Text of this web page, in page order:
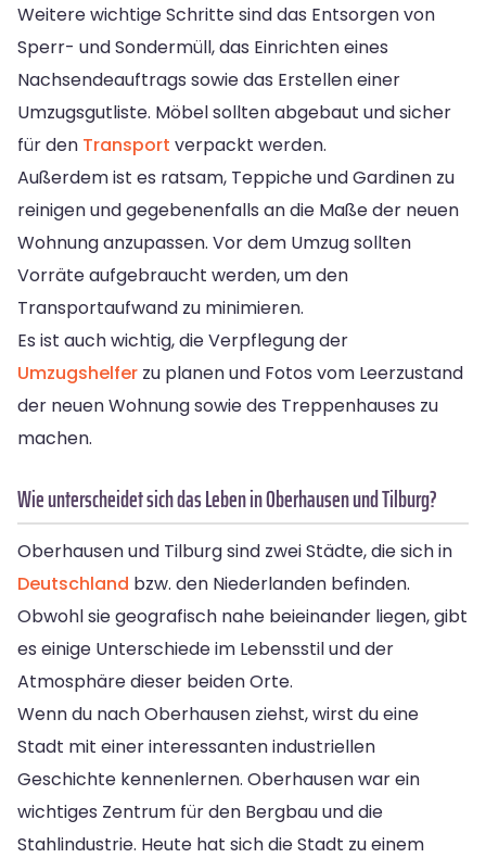
Weitere wichtige Schritte sind das Entsorgen von
Sperr- und Sondermüll, das Einrichten eines
Nachsendeauftrags sowie das Erstellen einer
Umzugsgutliste. Möbel sollten abgebaut und sicher
für den Transport verpackt werden.
Außerdem ist es ratsam, Teppiche und Gardinen zu
reinigen und gegebenenfalls an die Maße der neuen
Wohnung anzupassen. Vor dem Umzug sollten
Vorräte aufgebraucht werden, um den
Transportaufwand zu minimieren.
Es ist auch wichtig, die Verpflegung der
Umzugshelfer zu planen und Fotos vom Leerzustand
der neuen Wohnung sowie des Treppenhauses zu
machen.
Wie unterscheidet sich das Leben in Oberhausen und Tilburg?
Oberhausen und Tilburg sind zwei Städte, die sich in
Deutschland bzw. den Niederlanden befinden.
Obwohl sie geografisch nahe beieinander liegen, gibt
es einige Unterschiede im Lebensstil und der
Atmosphäre dieser beiden Orte.
Wenn du nach Oberhausen ziehst, wirst du eine
Stadt mit einer interessanten industriellen
Geschichte kennenlernen. Oberhausen war ein
wichtiges Zentrum für den Bergbau und die
Stahlindustrie. Heute hat sich die Stadt zu einem